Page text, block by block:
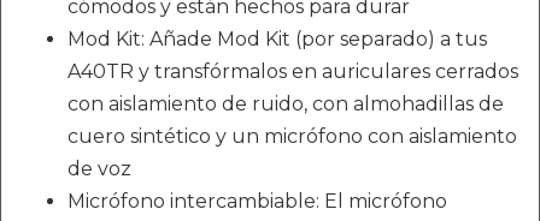
cómodos y están hechos para durar
Mod Kit: Añade Mod Kit (por separado) a tus
A40TR y transfórmalos en auriculares cerrados
con aislamiento de ruido, con almohadillas de
cuero sintético y un micrófono con aislamiento
de voz
Micrófono intercambiable: El micrófono